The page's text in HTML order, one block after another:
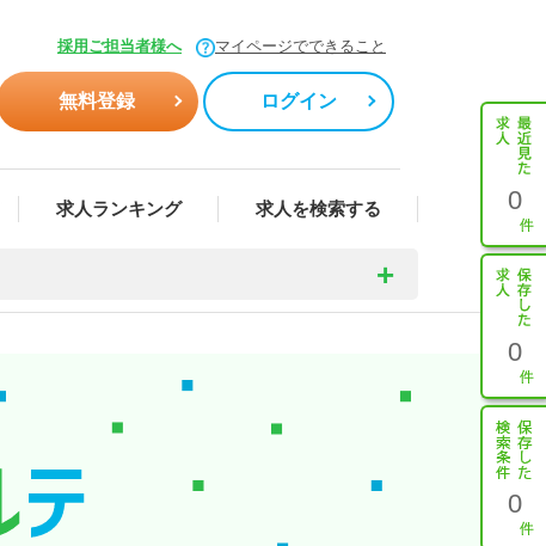
採用ご担当者様へ マイページでできること
無料登録 ログイン
求人ランキング 求人を検索する 0
0
0